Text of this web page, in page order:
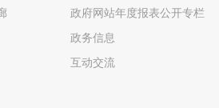
政府网站年度报表公开专栏
政务信息
互动交流